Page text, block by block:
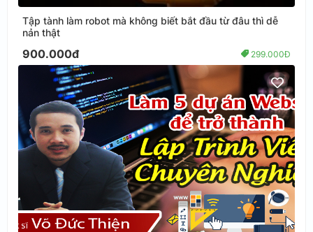
Tập tành làm robot mà không biết bắt đầu từ đâu thì dễ
nản thật
900.000đ 299.000Đ